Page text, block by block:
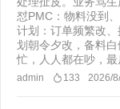
怼PMC：物料没到
计划：订单频繁改
划朝令夕改，备料
忙，人人都在吵，最
admin 133 2026/